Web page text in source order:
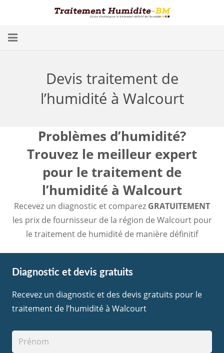
Conséquences
Humidité dans les Caves
Trouver un spécialiste
Diagnostic gratuit
Devis traitement de
l’humidité à Walcourt
Problèmes d’humidité?
Trouvez le meilleur expert
pour le traitement de
l’humidité à Walcourt
Recevez un diagnostic et comparez GRATUITEMENT
les prix de fournisseur de la région de Walcourt pour
le traitement de humidité de manière définitif
Diagnostic et devis gratuits
Recevez un diagnostic et des devis gratuits pour le
traitement de l’humidité à Walcourt